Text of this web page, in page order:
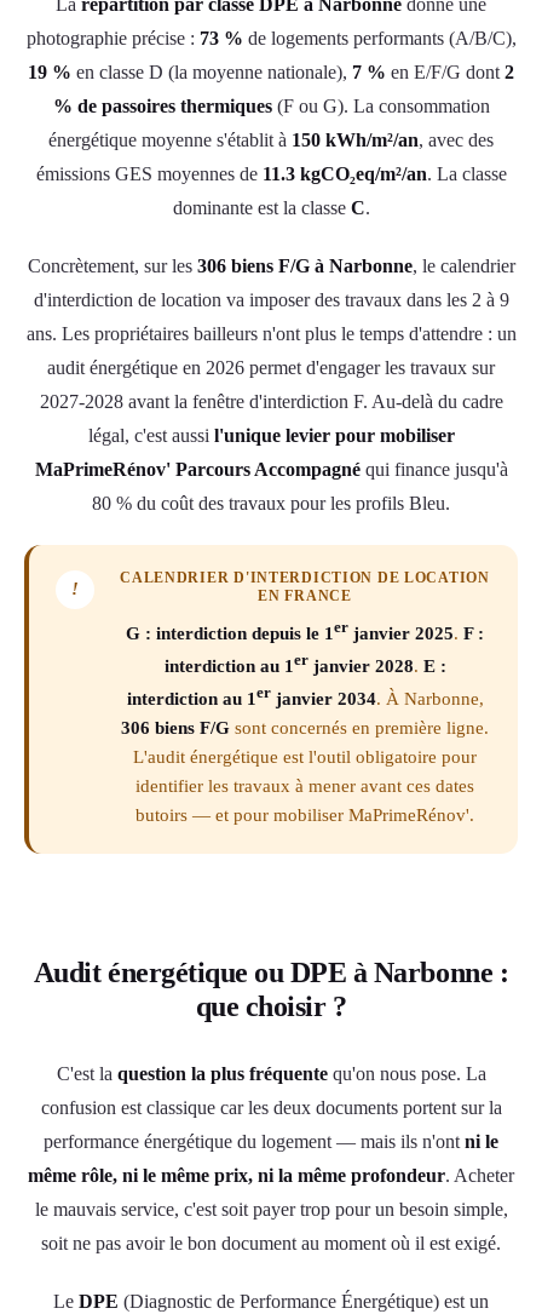
photographie précise : 73 % de logements performants (A/B/C),
19 % en classe D (la moyenne nationale), 7 % en E/F/G dont 2
% de passoires thermiques(F ou G). La consommation
énergétique moyenne s'établit à 150 kWh/m²/an, avec des
émissions GES moyennes de 11.3 kgCO₂eq/m²/an. La classe
dominante est la classe C.
Concrètement, sur les 306 biens F/G à Narbonne, le calendrier
d'interdiction de location va imposer des travaux dans les 2 à 9
ans. Les propriétaires bailleurs n'ont plus le temps d'attendre : un
audit énergétique en 2026 permet d'engager les travaux sur
2027-2028 avant la fenêtre d'interdiction F. Au-delà du cadre
légal, c'est aussi l'unique levier pour mobiliser
MaPrimeRénov' Parcours Accompagnéqui finance jusqu'à
80 % du coût des travaux pour les profils Bleu.
!
CALENDRIER D'INTERDICTION DE LOCATION
EN FRANCE
G : interdiction depuis le 1 er janvier 2025. F :
interdiction au 1 erjanvier 2028. E :
interdiction au 1 erjanvier 2034. À Narbonne,
306 biens F/G sont concernés en première ligne.
L'audit énergétique est l'outil obligatoire pour
identifier les travaux à mener avant ces dates
butoirs — et pour mobiliser MaPrimeRénov'.
Audit énergétique ou DPE à Narbonne :
que choisir ?
C'est la question la plus fréquentequ'on nous pose. La
confusion est classique car les deux documents portent sur la
performance énergétique du logement — mais ils n'ont ni le
même rôle, ni le même prix, ni la même profondeur. Acheter
le mauvais service, c'est soit payer trop pour un besoin simple,
soit ne pas avoir le bon document au moment où il est exigé.
Le DPE (Diagnostic de Performance Énergétique) est un